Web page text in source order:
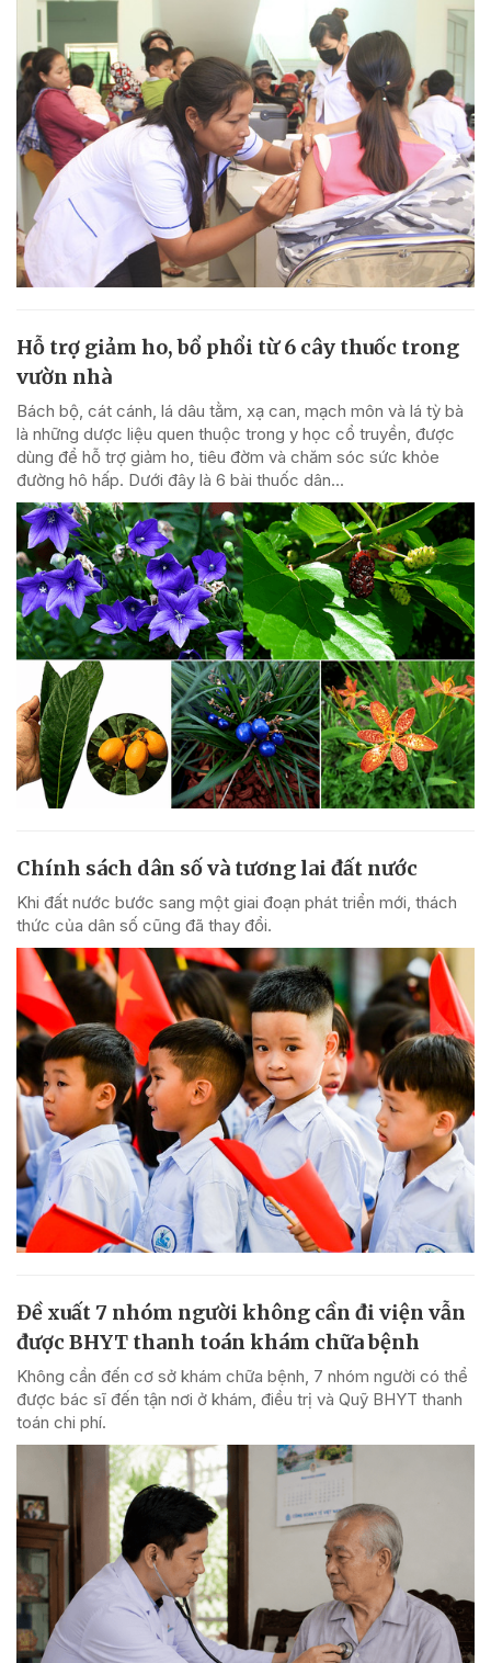
Hỗ trợ giảm ho, bổ phổi từ 6 cây thuốc trong
vườn nhà
Bách bộ, cát cánh, lá dâu tằm, xạ can, mạch môn và lá tỳ bà
là những dược liệu quen thuộc trong y học cổ truyền, được
dùng để hỗ trợ giảm ho, tiêu đờm và chăm sóc sức khỏe
đường hô hấp. Dưới đây là 6 bài thuốc dân...
Chính sách dân số và tương lai đất nước
Khi đất nước bước sang một giai đoạn phát triển mới, thách
thức của dân số cũng đã thay đổi.
Đề xuất 7 nhóm người không cần đi viện vẫn
được BHYT thanh toán khám chữa bệnh
Không cần đến cơ sở khám chữa bệnh, 7 nhóm người có thể
được bác sĩ đến tận nơi ở khám, điều trị và Quỹ BHYT thanh
toán chi phí.